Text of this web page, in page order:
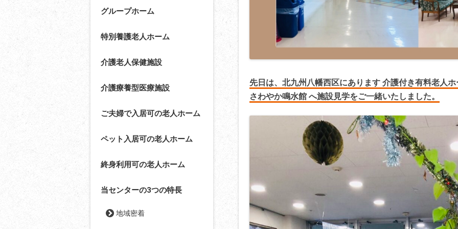
グループホーム
特別養護老人ホーム
介護老人保健施設
介護療養型医療施設
ご夫婦で入居可の老人ホーム
ペット入居可の老人ホーム
終身利用可の老人ホーム
当センターの3つの特長
地域密着
先日は、北九州八幡西区にあります 介護付き有料老人ホ
さわやか鳴水館 へ施設見学をご一緒いたしました。